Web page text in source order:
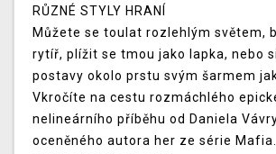
RŮZNÉ STYLY HRANÍ
Můžete se toulat rozlehlým světem,
rytíř, plížit se tmou jako lapka, nebo
postavy okolo prstu svým šarmem
Vkročíte na cestu rozmáchlého
nelineárního příběhu od Daniela
oceněného autora her ze série Mafia.